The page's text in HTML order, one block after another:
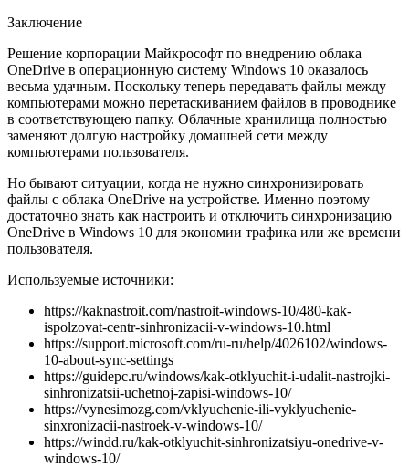
Заключение
Решение корпорации Майкрософт по внедрению облака
OneDrive в операционную систему Windows 10 оказалось
весьма удачным. Поскольку теперь передавать файлы между
компьютерами можно перетаскиванием файлов в проводнике
в соответствующею папку. Облачные хранилища полностью
заменяют долгую настройку домашней сети между
компьютерами пользователя.
Но бывают ситуации, когда не нужно синхронизировать
файлы с облака OneDrive на устройстве. Именно поэтому
достаточно знать как настроить и отключить синхронизацию
OneDrive в Windows 10 для экономии трафика или же времени
пользователя.
Используемые источники:
https://kaknastroit.com/nastroit-windows-10/480-kak-
ispolzovat-centr-sinhronizacii-v-windows-10.html
https://support.microsoft.com/ru-ru/help/4026102/windows-
10-about-sync-settings
https://guidepc.ru/windows/kak-otklyuchit-i-udalit-nastrojki-
sinhronizatsii-uchetnoj-zapisi-windows-10/
https://vynesimozg.com/vklyuchenie-ili-vyklyuchenie-
sinxronizacii-nastroek-v-windows-10/
https://windd.ru/kak-otklyuchit-sinhronizatsiyu-onedrive-v-
windows-10/